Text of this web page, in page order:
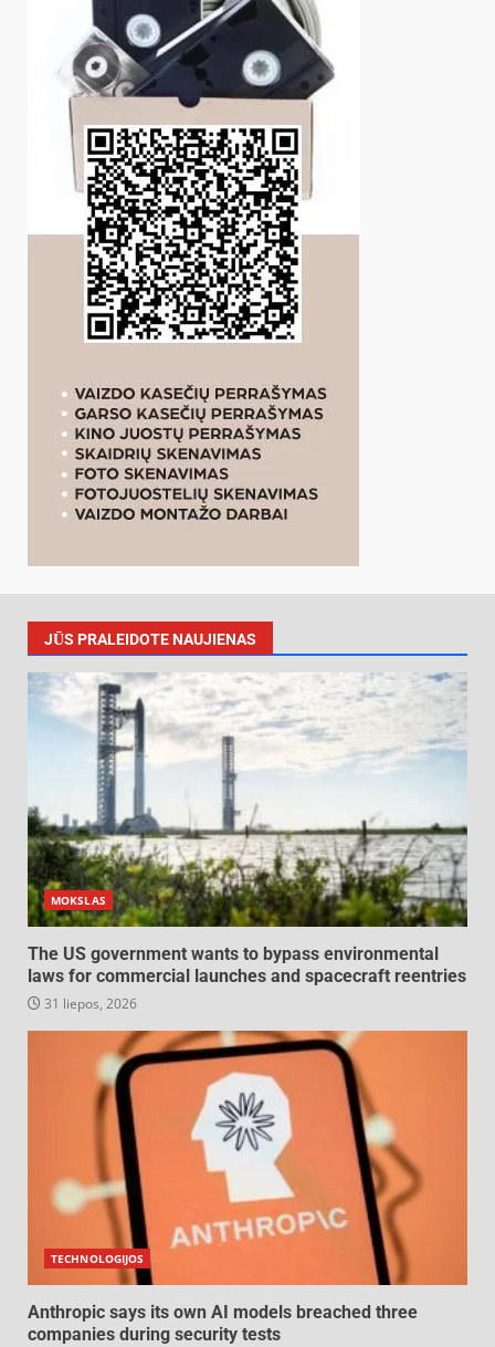
JŪS PRALEIDOTE NAUJIENAS
MOKSLAS
The US government wants to bypass environmental
laws for commercial launches and spacecraft reentries
31 liepos, 2026
TECHNOLOGIJOS
Anthropic says its own AI models breached three
companies during security tests